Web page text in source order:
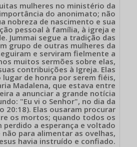
mulheres no ministério da
do anonimato; não
nobreza de nascimento e sua
pessoal à família, à igreja e
Jummai segue a tradição das
grupo de outras mulheres da
e serviram fielmente a
muitos sermões sobre elas,
contribuições à Igreja. Elas
de honra por serem fiéis,
Madalena, que estava entre
a anunciar a grande notícia
"Eu vi o Senhor", no dia da
20:18). Elas ousaram procurar
os mortos; quando todos os
perdido a esperança e voltado
não para alimentar as ovelhas,
havia instruído e confiado.